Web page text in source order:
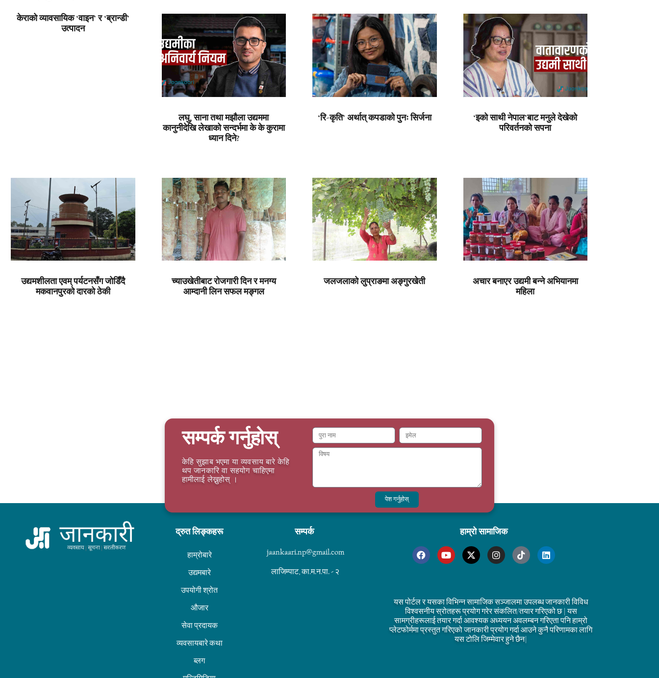
केराको व्यावसायिक ‘वाइन’ र ‘ब्रान्डी’
उत्पादन
लघु, साना तथा मझौला उद्यममा
कानुनीदेखि लेखाको सन्दर्भमा के के कुरामा
ध्यान दिने?
‘रि-कृति’ अर्थात् कपडाको पुनः सिर्जना
‘इको साथी नेपाल’बाट मनुले देखेको
परिवर्तनको सपना
उद्यमशीलता एवम् पर्यटनसँग जोडिँदै
मकवानपुरको दारको ठेकी
च्याउखेतीबाट रोजगारी दिन र मनग्य
आम्दानी लिन सफल मङ्गल
जलजलाको लुप्राङमा अङ्गुरखेती
अचार बनाएर उद्यमी बन्ने अभियानमा
महिला
सम्पर्क गर्नुहोस्
केहि सुझाब भएमा या व्यवसाय बारे केहि
थप जानकारि वा सहयोग चाहिएमा
हामीलाई लेख्नुहोस् ।
पेश गर्नुहोस्
द्रुत लिङ्कहरू
हाम्रोबारे
उद्यमबारे
उपयोगी श्रोत
औजार
सेवा प्रदायक
व्यवसायबारे कथा
ब्लग
सम्पर्क
jaankaari.np@gmail.com
लाजिम्पाट, का.म.न.पा. - २
हाम्रो सामाजिक
यस पोर्टल र यसका विभिन्न सामाजिक सञ्जालमा उपलब्ध जानकारी विविध
विश्वसनीय स्रोतहरू प्रयोग गरेर संकलित/तयार गरिएको छ | यस
सामग्रीहरूलाई तयार गर्दा आवश्यक अध्ययन अवलम्बन गरिएता पनि हाम्रो
प्लेटफोर्ममा प्रस्तुत गरिएको जानकारी प्रयोग गर्दा आउने कुनै परिणामका लागि
यस टोलि जिम्मेवार हुने छैन|